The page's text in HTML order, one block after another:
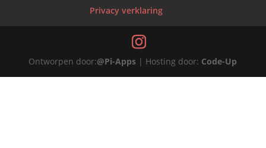
Privacy verklaring
Ontworpen door:@Pi-Apps | Hosting door: Code-Up